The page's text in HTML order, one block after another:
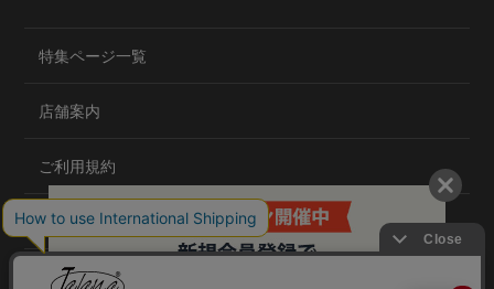
特集ページ一覧
店舗案内
ご利用規約
プライバシーポリシー
特定商取引法について